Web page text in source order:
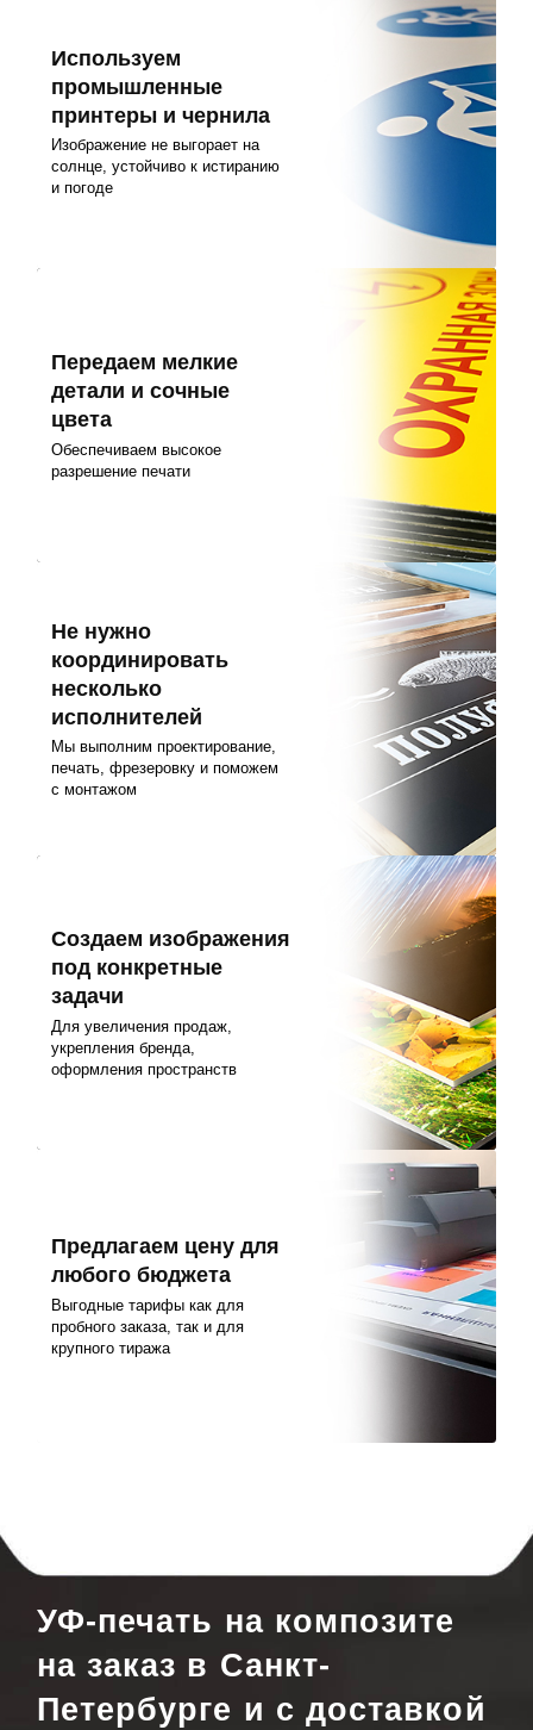
Используем
промышленные
принтеры и чернила
Изображение не выгорает на
солнце, устойчиво к истиранию
и погоде
Передаем мелкие
детали и сочные
цвета
Обеспечиваем высокое
разрешение печати
Не нужно
координировать
несколько
исполнителей
Мы выполним проектирование,
печать, фрезеровку и поможем
с монтажом
Создаем изображения
под конкретные
задачи
Для увеличения продаж,
укрепления бренда,
оформления пространств
Предлагаем цену для
любого бюджета
Выгодные тарифы как для
пробного заказа, так и для
крупного тиража
УФ-печать на композите
на заказ в Санкт-
Петербурге и с доставкой